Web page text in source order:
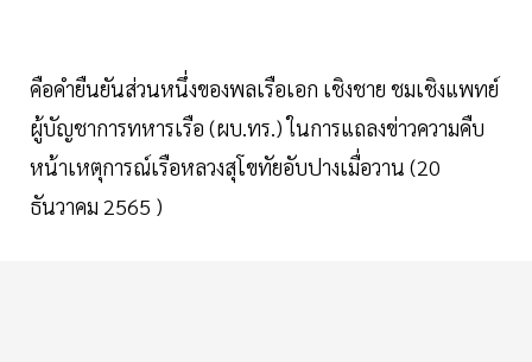
คือคำยืนยันส่วนหนึ่งของพลเรือเอก เชิงชาย ชมเชิงแพทย์
ผู้บัญชาการทหารเรือ (ผบ.ทร.) ในการแถลงข่าวความคืบ
หน้าเหตุการณ์เรือหลวงสุโขทัยอับปางเมื่อวาน (20
ธันวาคม 2565 )